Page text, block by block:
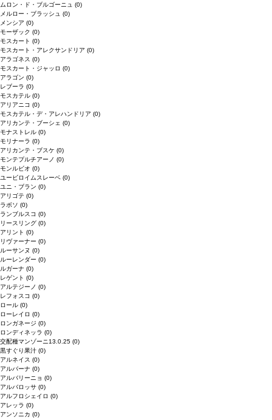
ムロン・ド・ブルゴーニュ (0)
メルロー・ブラッシュ (0)
メンシア (0)
モーザック (0)
モスカート (0)
モスカート・アレクサンドリア (0)
アラゴネス (0)
モスカート・ジャッロ (0)
アラゴン (0)
レブーラ (0)
モスカテル (0)
アリアニコ (0)
モスカテル・デ・アレハンドリア (0)
アリカンテ・ブーシェ (0)
モナストレル (0)
モリナーラ (0)
アリカンテ・ブスケ (0)
モンテプルチアーノ (0)
モンルビオ (0)
ユービロイムスレーベ (0)
ユニ・ブラン (0)
アリゴテ (0)
ラボソ (0)
ランブルスコ (0)
リースリング (0)
アリント (0)
リヴァーナー (0)
ルーサンヌ (0)
ルーレンダー (0)
ルガーナ (0)
レゲント (0)
アルテジーノ (0)
レフォスコ (0)
ロール (0)
ローレイロ (0)
ロンガネージ (0)
ロンディネッラ (0)
交配種マンゾーニ13.0.25 (0)
黒すぐり果汁 (0)
アルネイス (0)
アルバーナ (0)
アルバリーニョ (0)
アルバロッサ (0)
アルフロシェイロ (0)
アレッラ (0)
アンソニカ (0)